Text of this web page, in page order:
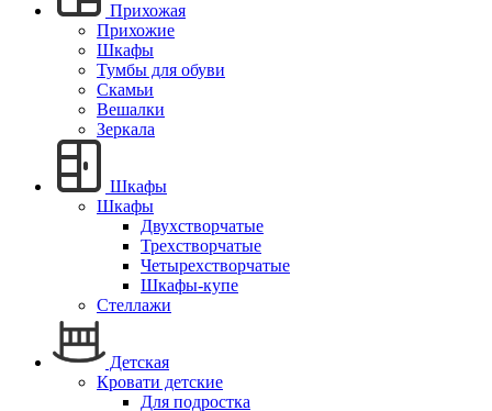
Прихожая
Прихожие
Шкафы
Тумбы для обуви
Скамьи
Вешалки
Зеркала
Шкафы
Шкафы
Двухстворчатые
Трехстворчатые
Четырехстворчатые
Шкафы-купе
Стеллажи
Детская
Кровати детские
Для подростка